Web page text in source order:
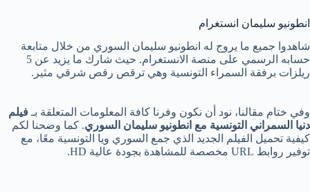
انطونيو سليمان انستغرام
شاهدوا جميع ما يروج له انطونيو سليمان السوري من خلال متابعة
حسابه الرسمي على منصة الانستغرام. حيث شارك ما يزيد عن 5
ريلزات برفقة السمراء التونسية وهي ترقص رقص شرقي مثير.
وفي ختام مقالنا، نود أن نكون وفرنا كافة المعلومات المتعلقة بـ فيلم
دنيا السمراني التونسية مع انطونيو سليمان السوري. كما وضحنا لكم
كيفية تحميل الفيلم الجديد الذي جمع السوري ويا التونسية معًا، مع
توفير روابط URL مخصصة للمشاهدة بجودة عالية HD.